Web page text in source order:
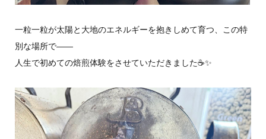
一粒一粒が太陽と大地のエネルギーを抱きしめて育つ、この特
別な場所で——
人生で初めての焙煎体験をさせていただきました☕✨